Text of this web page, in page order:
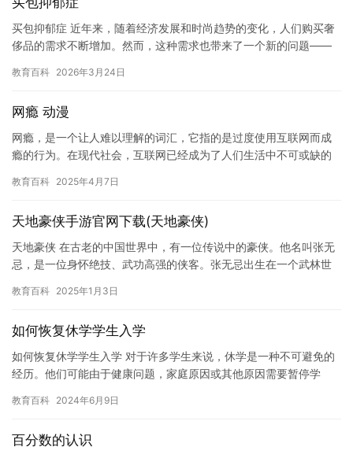
买包抑郁症 近年来，随着经济发展和时尚趋势的变化，人们购买奢
侈品的需求不断增加。然而，这种需求也带来了一个新的问题——
它…
教育百科 2026年3月24日
网瘾 动漫
网瘾，是一个让人难以理解的词汇，它指的是过度使用互联网而成
瘾的行为。在现代社会，互联网已经成为了人们生活中不可或缺的
的文化…
教育百科 2025年4月7日
天地豪侠手游官网下载(天地豪侠)
天地豪侠 在古老的中国世界中，有一位传说中的豪侠。他名叫张无
忌，是一位身怀绝技、武功高强的侠客。张无忌出生在一个武林世
各种…
教育百科 2025年1月3日
如何恢复休学学生入学
如何恢复休学学生入学 对于许多学生来说，休学是一种不可避免的
经历。他们可能由于健康问题，家庭原因或其他原因需要暂停学
休学可…
教育百科 2024年6月9日
百分数的认识